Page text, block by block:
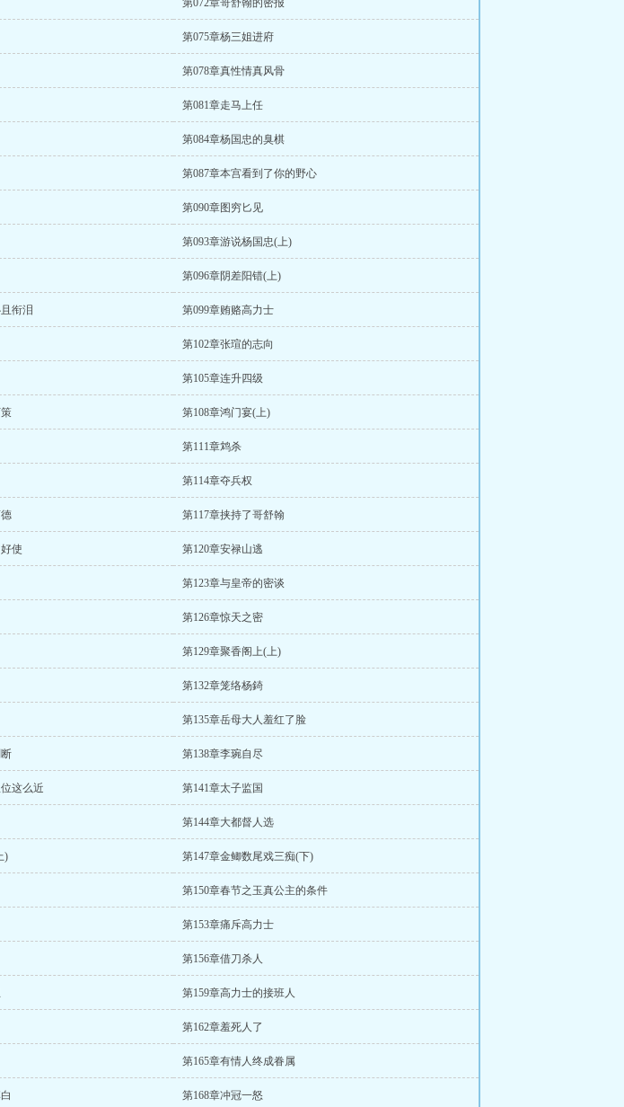
第072章哥舒翰的密报
第075章杨三姐进府
第078章真性情真风骨
第081章走马上任
第084章杨国忠的臭棋
第087章本宫看到了你的野心
第090章图穷匕见
第093章游说杨国忠(上)
第096章阴差阳错(上)
衔泪 第099章贿赂高力士
第102章张瑄的志向
第105章连升四级
第108章鸿门宴(上)
第111章鸩杀
第114章夺兵权
第117章挟持了哥舒翰
使 第120章安禄山逃
第123章与皇帝的密谈
第126章惊天之密
第129章聚香阁上(上)
第132章笼络杨錡
第135章岳母大人羞红了脸
第138章李琬自尽
这么近 第141章太子监国
第144章大都督人选
) 第147章金鲫数尾戏三痴(下)
第150章春节之玉真公主的条件
第153章痛斥高力士
第156章借刀杀人
第159章高力士的接班人
第162章羞死人了
第165章有情人终成眷属
第168章冲冠一怒